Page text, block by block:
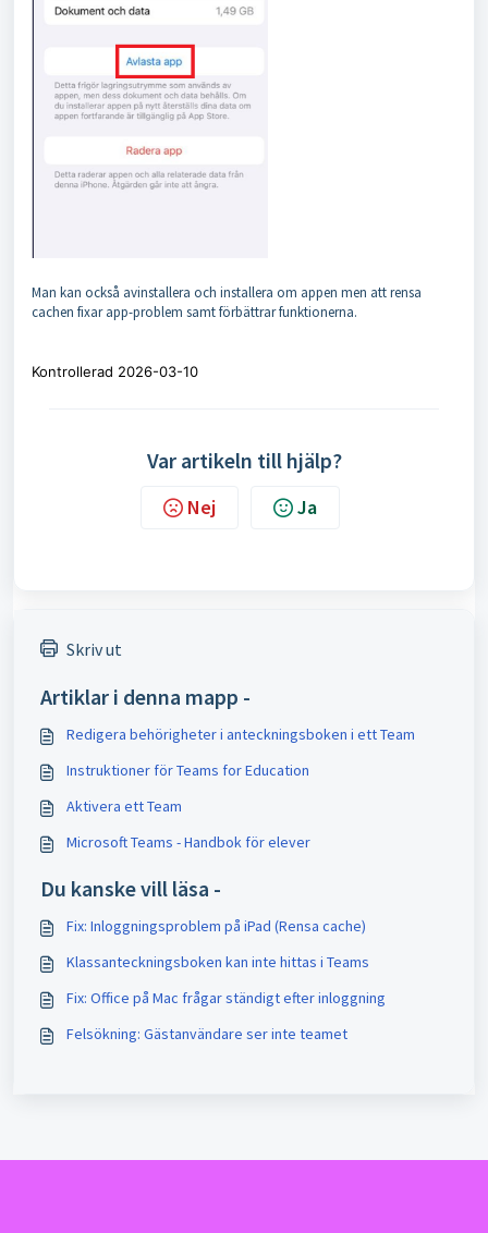
Man kan också avinstallera och installera om appen men att rensa
cachen fixar app-problem samt förbättrar funktionerna.
Kontrollerad 2026-03-10
Var artikeln till hjälp?
Nej Ja
Skriv ut
Artiklar i denna mapp -
Redigera behörigheter i anteckningsboken i ett Team
Instruktioner för Teams for Education
Aktivera ett Team
Microsoft Teams - Handbok för elever
Du kanske vill läsa -
Fix: Inloggningsproblem på iPad (Rensa cache)
Klassanteckningsboken kan inte hittas i Teams
Fix: Office på Mac frågar ständigt efter inloggning
Felsökning: Gästanvändare ser inte teamet